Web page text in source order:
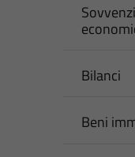
Bilanci
Beni